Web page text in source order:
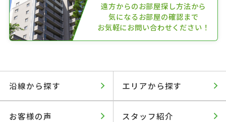
遠方からのお部屋探し方法から
気になるお部屋の確認まで
お気軽にお問い合わせください！
沿線から探す エリアから探す
お客様の声 スタッフ紹介